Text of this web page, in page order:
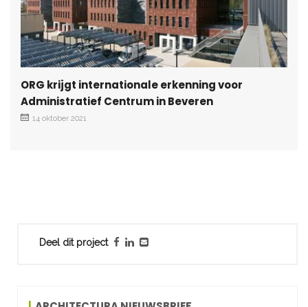
Deel dit project
ORG krijgt internationale erkenning voor
Administratief Centrum in Beveren
14 oktober 2021